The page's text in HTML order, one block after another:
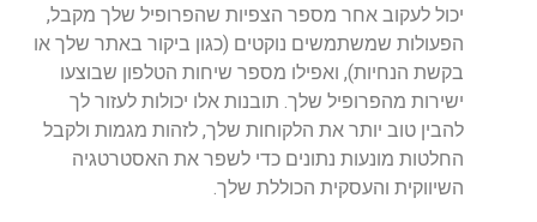
יכול לעקוב אחר מספר הצפיות שהפרופיל שלך מקבל,
הפעולות שמשתמשים נוקטים (כגון ביקור באתר שלך או
בקשת הנחיות), ואפילו מספר שיחות הטלפון שבוצעו
ישירות מהפרופיל שלך. תובנות אלו יכולות לעזור לך
להבין טוב יותר את הלקוחות שלך, לזהות מגמות ולקבל
החלטות מונעות נתונים כדי לשפר את האסטרטגיה
השיווקית והעסקית הכוללת שלך.